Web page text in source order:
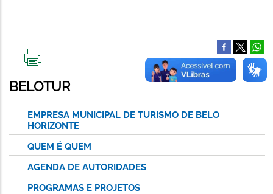
ESTA
PÁGINA
BELOTUR
EMPRESA MUNICIPAL DE TURISMO DE BELO
HORIZONTE
QUEM É QUEM
AGENDA DE AUTORIDADES
PROGRAMAS E PROJETOS